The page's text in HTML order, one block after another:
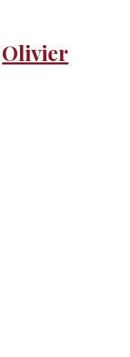
Olivier